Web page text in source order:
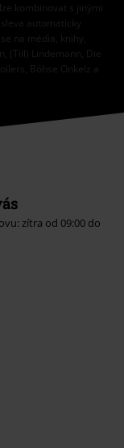
kombinovat s jinými
automaticky
na média, knihy,
(Till) Lindemann, Die
Böhse Onkelz a
zítra od 09:00 do